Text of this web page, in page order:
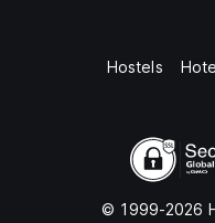
Hostels
© 1999-2026